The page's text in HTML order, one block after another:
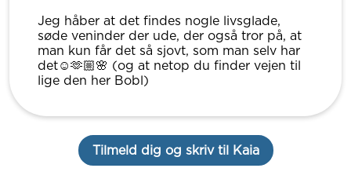
Jeg håber at det findes nogle livsglade,
søde veninder der ude, der også tror på, at
man kun får det så sjovt, som man selv har
det☺️🫶🏼🌸 (og at netop du finder vejen til
lige den her Bobl)
Tilmeld dig og skriv til Kaia